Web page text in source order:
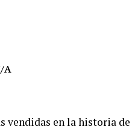
A
vendidas en la historia de